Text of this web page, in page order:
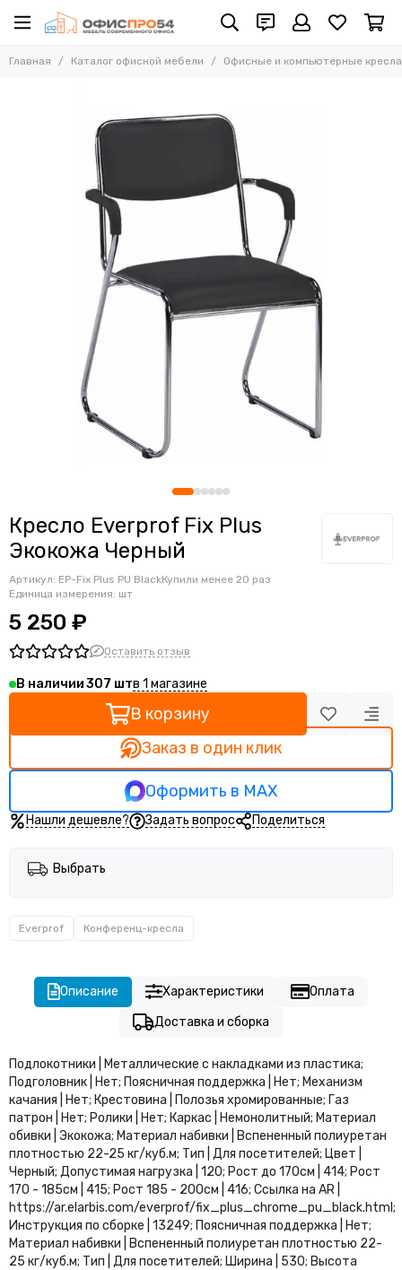
Офисные и компьютерные кресла
Складные стулья
Офисные кресла для персонала
Кресла для руководителей
Усиленные кресла (до 250 кг)
Конференц-кресла
Эргономичные кресла
Кресла для домашнего офиса
Офисные кресла Samurai
Офисные кресла Ergolife
Офисные кресла Yoga
Офисные кресла Move
Стулья барные
Реклайнер кресла
Многоместные секции
Ортопедические кресла
Геймерские кресла
Главная Каталог офисной мебели Офисные и компьютерные кресла
Кресло Everprof Fix Plus
Экокожа Черный
Артикул: EP-Fix Plus PU BlackКупили менее 20 раз
Единица измерения: шт
5 250 ₽
Оставить отзыв
В наличии307 в 1 магазине
В корзину
Заказ в один клик
Оформить в MAX
Нашли дешевле? Задать вопрос Поделиться
Выбрать
Everprof Конференц-кресла
Описание Характеристики
Оплата
Доставка и сборка
Подлокотники | Металлические с накладками из пластика;
Подголовник | Нет; Поясничная поддержка | Нет; Механизм
качания | Нет; Крестовина | Полозья хромированные; Газ
патрон | Нет; Ролики | Нет; Каркас | Немонолитный; Материал
обивки | Экокожа; Материал набивки | Вспененный полиуретан
плотностью 22-25 кг/куб.м; Тип | Для посетителей; Цвет |
Черный; Допустимая нагрузка | 120; Рост до 170см | 414; Рост
170 - 185см | 415; Рост 185 - 200см | 416; Ссылка на AR |
https://ar.elarbis.com/everprof/fix_plus_chrome_pu_black.html;
Инструкция по сборке | 13249; Поясничная поддержка | Нет;
Материал набивки | Вспененный полиуретан плотностью 22-
25 кг/куб.м; Тип | Для посетителей; Ширина | 530; Высота